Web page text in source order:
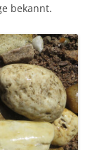
bekannt.